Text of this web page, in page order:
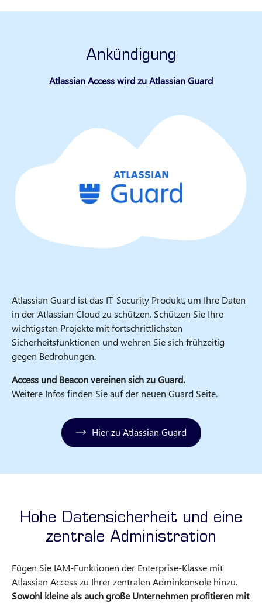
Ankündigung
Atlassian Access wird zu Atlassian Guard
Atlassian Guard ist das IT-Security Produkt, um Ihre Daten
in der Atlassian Cloud zu schützen. Schützen Sie Ihre
wichtigsten Projekte mit fortschrittlichsten
Sicherheitsfunktionen und wehren Sie sich frühzeitig
gegen Bedrohungen.
Access und Beacon vereinen sich zu Guard.
Weitere Infos finden Sie auf der neuen Guard Seite.
Hier zu Atlassian Guard
Hohe Datensicherheit und eine
zentrale Administration
Fügen Sie IAM-Funktionen der Enterprise-Klasse mit
Atlassian Access zu Ihrer zentralen Adminkonsole hinzu.
Sowohl kleine als auch große Unternehmen profitieren mit